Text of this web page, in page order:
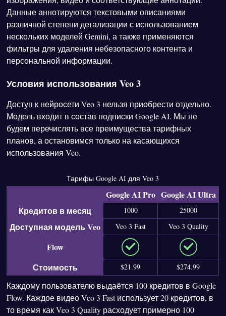
Данные аннотируются текстовыми описаниями
различной степени детализации с использованием
нескольких моделей Gemini, а также применяются
фильтры для удаления небезопасного контента и
персональной информации.
Условия использования Veo 3
Доступ к нейросети Veo 3 нельзя приобрести отдельно.
Модель входит в состав подписки Google AI. Мы не
будем перечислять все преимущества тарифных
планов, а остановимся только на касающихся
использования Veo.
Тарифы Google AI для Veo 3
Google AI Pro Google AI Ultra
Кредитов в месяц
1000 25000
Доступная модель Veo Veo 3 Fast Veo 3 Quality
Flow
Стоимость
$21.99 $274.99
Каждому пользователю выдаётся 100 кредитов в Google
Flow. Каждое видео Veo 3 Fast использует 20 кредитов, в
то время как Veo 3 Quality расходует примерно 100